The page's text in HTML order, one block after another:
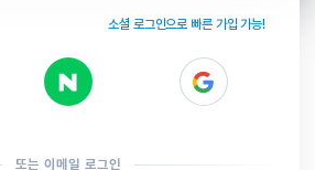
소셜 로그인으로 빠른 가입 가능!
또는 이메일 로그인